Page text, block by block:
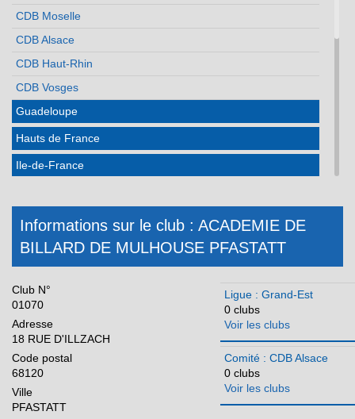
CDB Moselle
CDB Alsace
CDB Haut-Rhin
CDB Vosges
Guadeloupe
Hauts de France
Ile-de-France
Méditerranée
Normandie
Occitanie
Pays de la Loire
Réunion
Informations sur le club : ACADEMIE DE
BILLARD DE MULHOUSE PFASTATT
Club N°
01070
Adresse
18 RUE D'ILLZACH
Code postal
68120
Ville
PFASTATT
Ligue : Grand-Est
0 clubs
Voir les clubs
Comité : CDB Alsace
0 clubs
Voir les clubs